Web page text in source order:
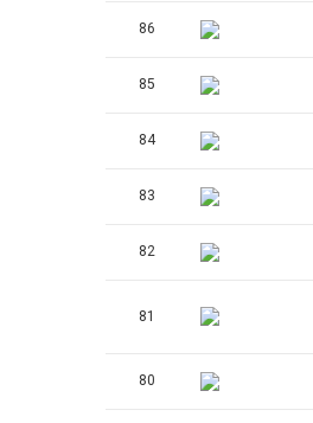
86
85
84
83
82
81
80